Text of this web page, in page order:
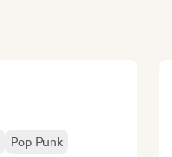
Pop Punk